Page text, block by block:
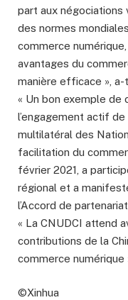
part aux
des normes
commerce
avantages du
manière efficace »,
« Un bon exemple
l’engagement actif
multilatéral des
facilitation du
février 2021, a
régional et a
l’Accord de
« La CNUDCI attend
contributions de la
commerce numérique
©Xinhua